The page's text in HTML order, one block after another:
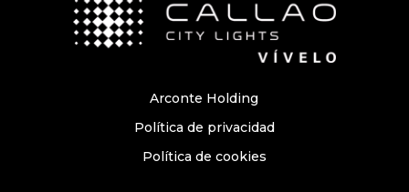
Arconte Holding
Política de privacidad
Política de cookies